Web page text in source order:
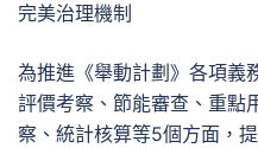
完美治理機制
為推進《舉動計劃》各項義
評價考察、節能審查、重點
察、統計核算等5個方面，